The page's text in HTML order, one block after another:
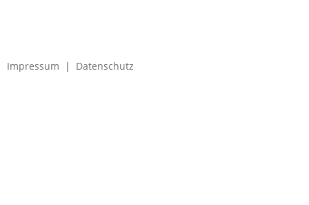
Impressum | Datenschutz